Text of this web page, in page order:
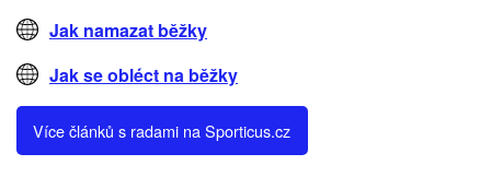
Jak namazat běžky
Jak se obléct na běžky
Více článků s radami na Sporticus.cz